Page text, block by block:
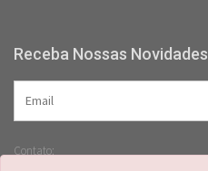
Receba Nossas Novidades
Contato: